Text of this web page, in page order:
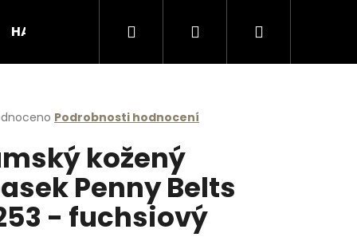
HANDMADE produkty Podporujeme
Hledat PřihlášeníNákupní
Podrobnosti hodnocení
kožený
Penny Belts
- fuchsiový